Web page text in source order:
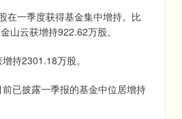
一季度获得基金集中增持。比
山云获增持922.62万股。
持2301.18万股。
已披露一季报的基金中位居增持